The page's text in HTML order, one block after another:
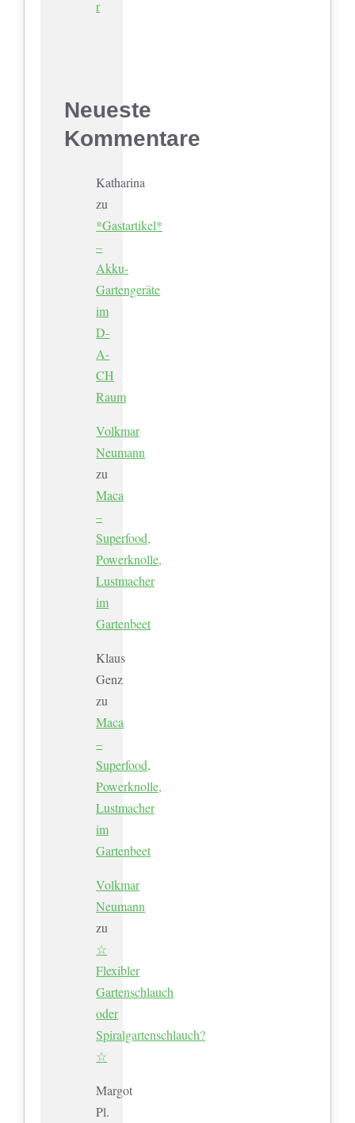
r
Neueste
Kommentare
Katharina
zu
*Gastartikel*
–
Akku-
Gartengeräte
im
D-
A-
CH
Raum
Volkmar
Neumann
zu
Maca
–
Superfood,
Powerknolle,
Lustmacher
im
Gartenbeet
Klaus
Genz
zu
Maca
–
Superfood,
Powerknolle,
Lustmacher
im
Gartenbeet
Volkmar
Neumann
zu
☆
Flexibler
Gartenschlauch
oder
Spiralgartenschlauch?
☆
Margot
Pl.